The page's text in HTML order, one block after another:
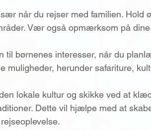
når du rejser med familien. Hold
Vær også opmærksom på dine
til børnenes interesser, når du
muligheder, herunder safariture,
lokale kultur og skikke ved at
Dette vil hjælpe med at